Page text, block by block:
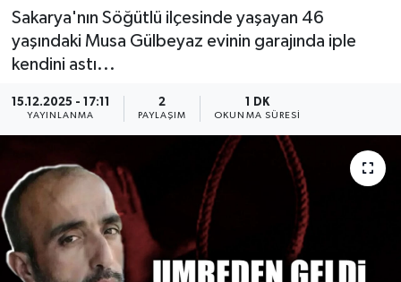
Sakarya'nın Söğütlü ilçesinde yaşayan 46
yaşındaki Musa Gülbeyaz evinin garajında iple
kendini astı...
15.12.2025 - 17:11
YAYINLANMA
2
PAYLAŞIM
1 DK
OKUNMA SÜRESI